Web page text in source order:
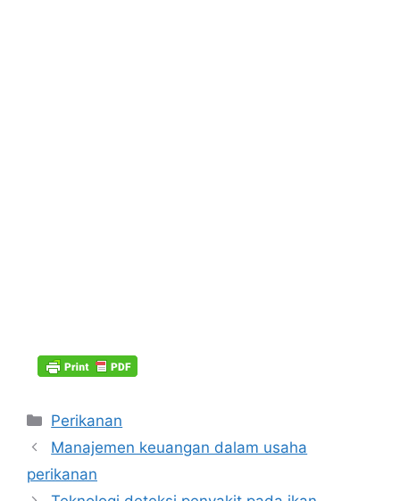
Kategori
Perikanan
Manajemen keuangan dalam usaha
perikanan